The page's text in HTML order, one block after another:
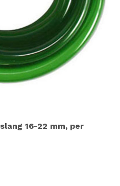
16-22 mm, per